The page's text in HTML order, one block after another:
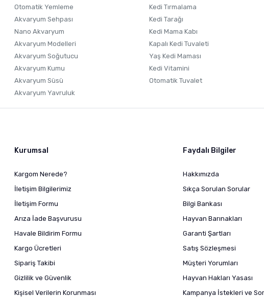
Otomatik Yemleme
Akvaryum Sehpası
Nano Akvaryum
Akvaryum Modelleri
Akvaryum Soğutucu
Akvaryum Kumu
Akvaryum Süsü
Akvaryum Yavruluk
Kedi Tırmalama
Kedi Tarağı
Kedi Mama Kabı
Kapalı Kedi Tuvaleti
Yaş Kedi Maması
Kedi Vitamini
Otomatik Tuvalet
Kurumsal
Kargom Nerede?
İletişim Bilgilerimiz
İletişim Formu
Arıza İade Başvurusu
Havale Bildirim Formu
Kargo Ücretleri
Sipariş Takibi
Gizlilik ve Güvenlik
Kişisel Verilerin Korunması
Faydalı Bilgiler
Hakkımızda
Sıkça Sorulan Sorular
Bilgi Bankası
Hayvan Barınakları
Garanti Şartları
Satış Sözleşmesi
Müşteri Yorumları
Hayvan Hakları Yasası
Kampanya İstekleri ve